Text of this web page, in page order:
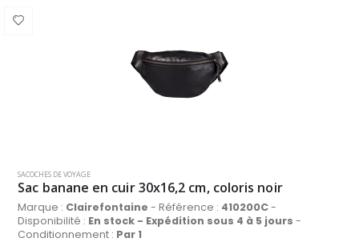
SACOCHES DE VOYAGE
Sac banane en cuir 30x16,2 cm, coloris noir
Marque : Clairefontaine - Référence : 410200C-
Disponibilité : En stock - Expédition sous 4 à 5 jours -
Conditionnement : Par 1